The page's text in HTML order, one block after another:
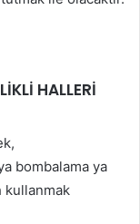
HALLERİ
bombalama ya
kullanmak